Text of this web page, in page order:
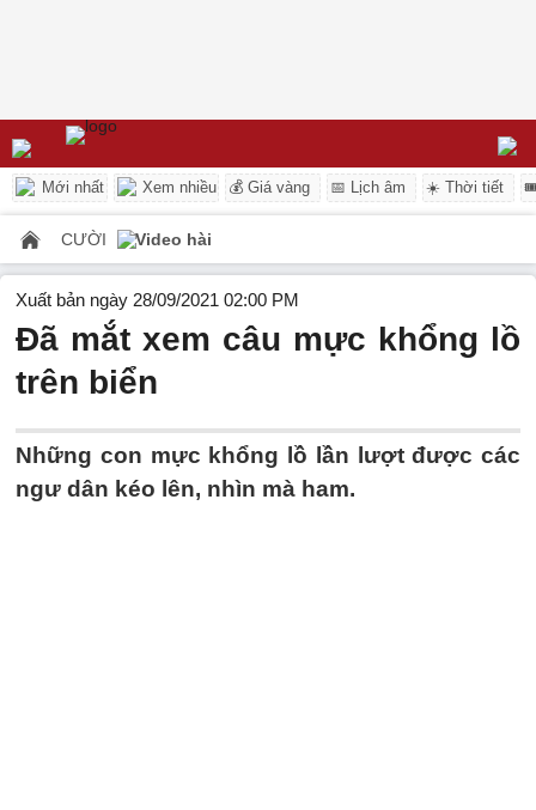
Mới nhất Xem nhiều 💰 Giá vàng 📅 Lịch âm ☀️ Thời tiết
CƯỜI Video hài
Xuất bản ngày 28/09/2021 02:00 PM
Đã mắt xem câu mực khổng lồ
trên biển
Những con mực khổng lồ lần lượt được các
ngư dân kéo lên, nhìn mà ham.